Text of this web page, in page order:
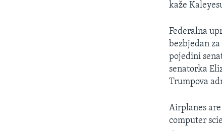
kaže
Federalna
bezbjedan
pojedini
senatorka
Trumpova
Airplanes
computer